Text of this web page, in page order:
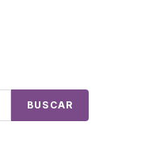
BUSCAR